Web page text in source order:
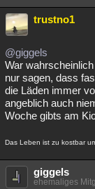
trustno1
@giggels
War
nur sagen, dass
die Läden immer
angeblich auch
Woche gibts am
Das Leben ist zu kostbar
giggels
ehemaliges